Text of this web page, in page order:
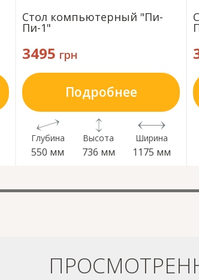
Стол компьютерный "Пи-
Пи-1"
3495 грн
Подробнее
Глубина
550 мм
Высота
736 мм
Ширина
1175 мм